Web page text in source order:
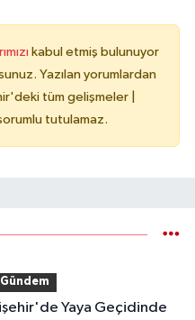
kabul etmiş bulunuyor
Yazılan yorumlardan
tüm gelişmeler |
tutulamaz.